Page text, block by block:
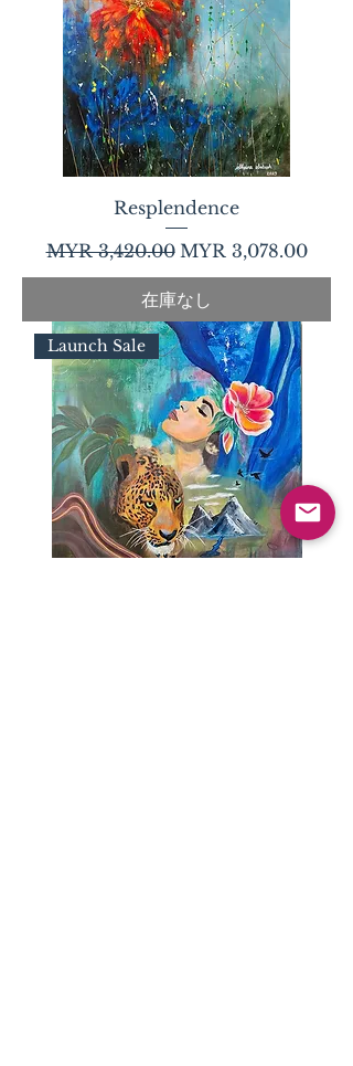
Resplendence
通常価格
MYR 3,420.00 セール価格
MYR 3,078.00
在庫なし
Launch Sale